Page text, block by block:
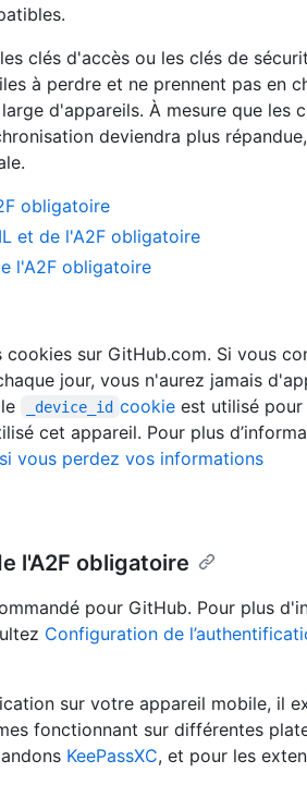
clés d'accès ou les clés de
à perdre et ne prennent pas en
d'appareils. À mesure que les
deviendra plus
obligatoire
et de l'A2F obligatoire
l'A2F obligatoire
sur GitHub.com. Si vous
jour, vous n'aurez jamais
_device_id cookieest utilisé pour
cet appareil. Pour plus
vous perdez vos informations
l'A2F obligatoire
pour GitHub. Pour plus
Configuration de
sur votre appareil mobile, il
fonctionnant sur différentes
KeePassXC, et pour les